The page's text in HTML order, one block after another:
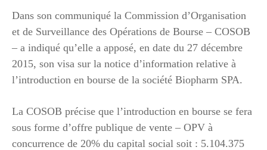
Dans son communiqué la Commission d’Organisation
et de Surveillance des Opérations de Bourse – COSOB
– a indiqué qu’elle a apposé, en date du 27 décembre
2015, son visa sur la notice d’information relative à
l’introduction en bourse de la société Biopharm SPA.
La COSOB précise que l’introduction en bourse se fera
sous forme d’offre publique de vente – OPV à
concurrence de 20% du capital social soit : 5.104.375